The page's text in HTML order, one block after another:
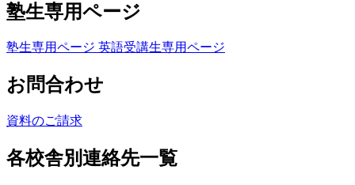
塾生専用ページ
塾生専用ページ 英語受講生専用ページ
お問合わせ
資料のご請求
各校舎別連絡先一覧